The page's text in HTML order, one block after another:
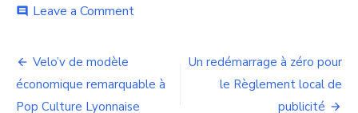
comment Leave a Commenton
certification
HVE
Navigation
de
Velo’v de modèle
économique remarquable à
Pop Culture Lyonnaise
Un redémarrage à zéro pour
le Règlement local de
publicité